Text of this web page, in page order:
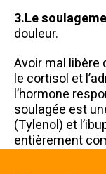
3.Le
douleur.
Avoir mal
le cortisol et
l’hormone
soulagée est
(Tylenol) et
entièrement